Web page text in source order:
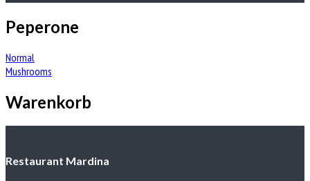
Peperone
Beitrags-
Navigation
Normal
Mushrooms
Warenkorb
Restaurant Mardina